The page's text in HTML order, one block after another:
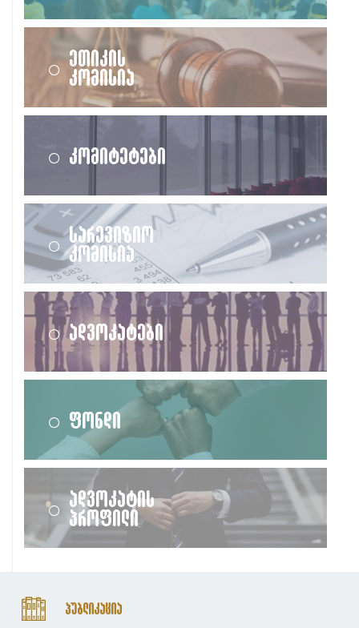
ეთიკის
კომისია
კომიტეტები
სარევიზიო
კომისია
ადვოკატები
ფონდი
ადვოკატის
პროფილი
პუბლიკაცია